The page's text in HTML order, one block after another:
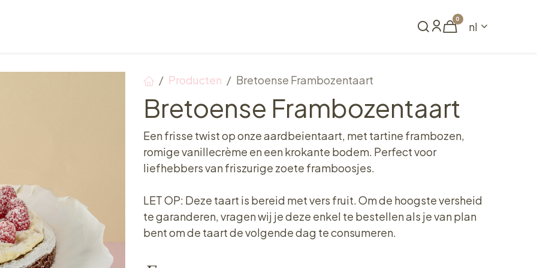
0
nl
Producten Bretoense Frambozentaart
Bretoense Frambozentaart
Een frisse twist op onze aardbeientaart, met tartine frambozen,
romige vanillecrème en een krokante bodem. Perfect voor
liefhebbers van friszurige zoete framboosjes.
LET OP: Deze taart is bereid met vers fruit. Om de hoogste versheid
te garanderen, vragen wij je deze enkel te bestellen als je van plan
bent om de taart de volgende dag te consumeren.